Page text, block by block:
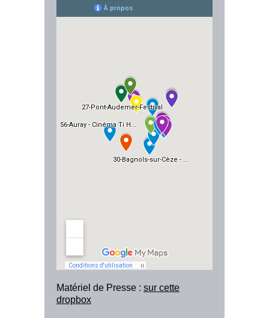
Matériel de Presse : sur cette
dropbox